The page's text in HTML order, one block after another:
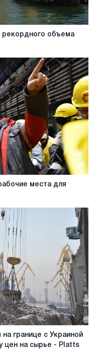
рекордного объема
места для
границе с Украиной
цен на сырье - Platts